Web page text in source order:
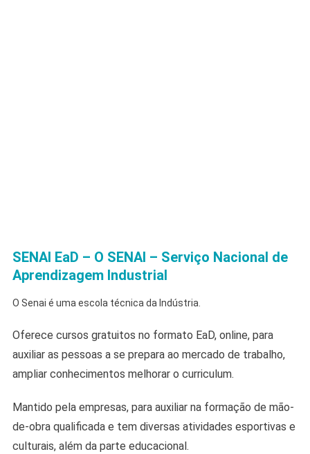
SENAI EaD – O SENAI – Serviço Nacional de
Aprendizagem Industrial
O Senai é uma escola técnica da Indústria.
Oferece cursos gratuitos no formato EaD, online, para
auxiliar as pessoas a se prepara ao mercado de trabalho,
ampliar conhecimentos melhorar o curriculum.
Mantido pela empresas, para auxiliar na formação de mão-
de-obra qualificada e tem diversas atividades esportivas e
culturais, além da parte educacional.